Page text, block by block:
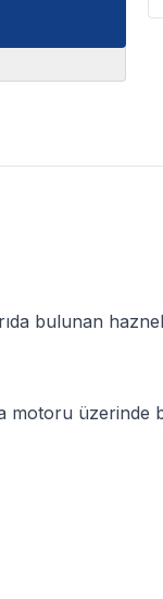
bulunan
motoru üzerinde